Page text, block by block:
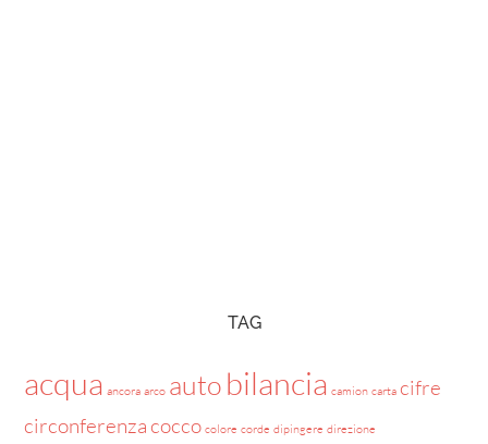
TAG
acqua ancora arco autobilancia camion carta cifre
circonferenzacocco colore corde dipingere direzione